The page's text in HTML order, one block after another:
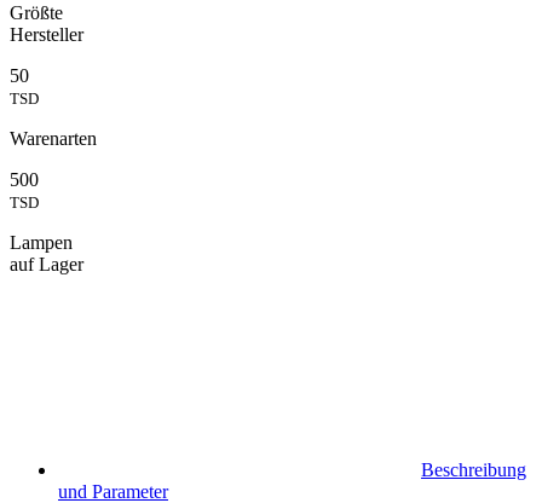
Größte
Hersteller
50
TSD
Warenarten
500
TSD
Lampen
auf Lager
Beschreibung
und Parameter